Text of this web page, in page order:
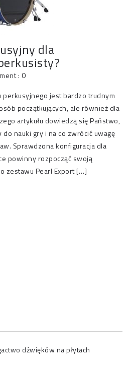
dla
: 0
jest bardzo trudnym
początkujących, ale również dla
artykułu dowiedzą się Państwo,
nauki gry i na co zwrócić uwagę
Sprawdzona konfiguracja dla
powinny rozpocząć swoją
zestawu Pearl Export […]
dźwięków na płytach